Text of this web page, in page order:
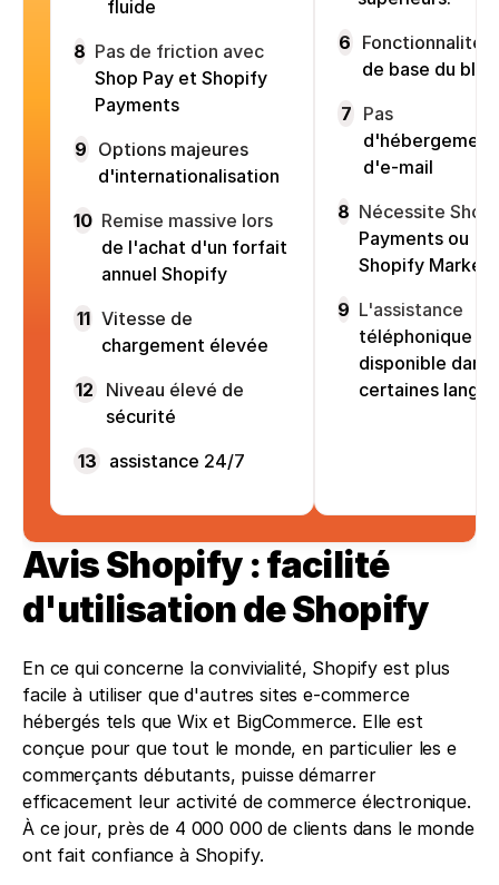
fluide
8 Pas de friction avec
Shop Pay et Shopify
Payments
9 Options majeures
d'internationalisation
10 Remise massive lors
de l'achat d'un forfait
annuel Shopify
11 Vitesse de
chargement élevée
12
Niveau élevé de
sécurité
13
assistance 24/7
6 Fonctionnalités
de base du blog
7 Pas
d'hébergement
d'e-mail
8 Nécessite
Payments ou
Shopify Markets
9 L'assistance
téléphonique
disponible dans
certaines
Avis Shopify : facilité
d'utilisation de Shopify
En ce qui concerne la convivialité, Shopify est plus
facile à utiliser que d'autres sites e-commerce
hébergés tels que Wix et BigCommerce. Elle est
conçue pour que tout le monde, en particulier les e
commerçants débutants, puisse démarrer
efficacement leur activité de commerce électronique.
À ce jour, près de 4 000 000 de clients dans le monde
ont fait confiance à Shopify.